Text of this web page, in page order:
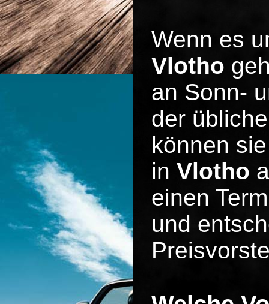
Wenn es
Vlotho
an Sonn-
der
können
in Vlotho
einen
und